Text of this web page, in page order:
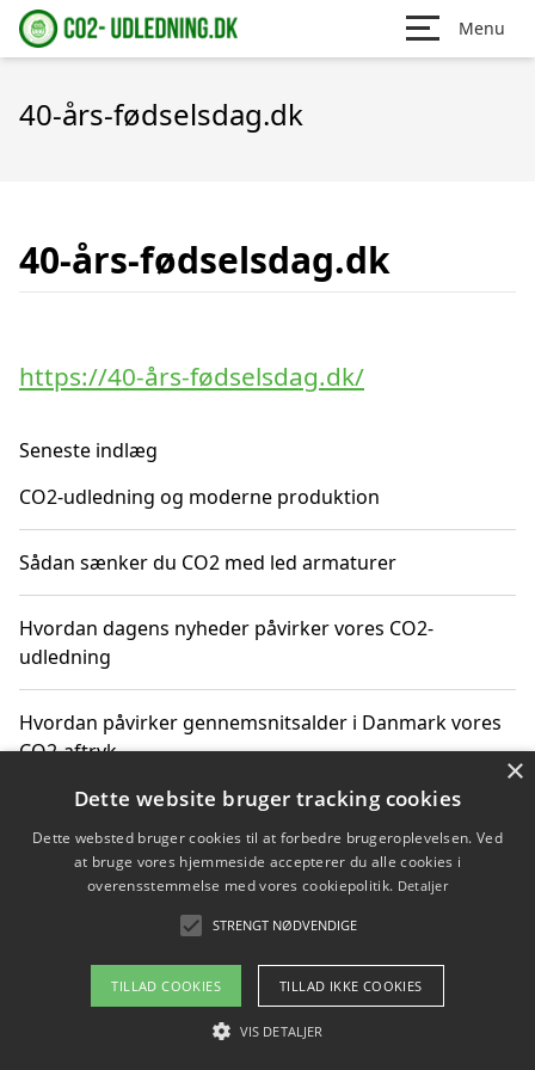
Menu
40-års-fødselsdag.dk
40-års-fødselsdag.dk
https://40-års-fødselsdag.dk/
Seneste indlæg
CO2-udledning og moderne produktion
Sådan sænker du CO2 med led armaturer
Hvordan dagens nyheder påvirker vores CO2-
udledning
Hvordan påvirker gennemsnitsalder i Danmark vores
CO2-aftryk
Hvordan nyheder om CO2-udledning påvirker vores
hverdag
Om / kontakt
Blog Betingelser
×
Dette website bruger tracking cookies
Dette websted bruger cookies til at forbedre brugeroplevelsen. Ved
at bruge vores hjemmeside accepterer du alle cookies i
overensstemmelse med vores cookiepolitik. Detaljer
STRENGT NØDVENDIGE
TILLAD COOKIES TILLAD IKKE COOKIES
VIS DETALJER